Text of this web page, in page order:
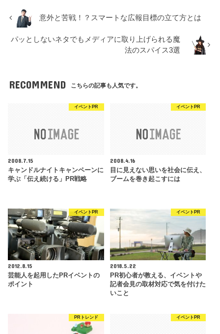
意外と苦戦！？スマートな広報目標の立て方とは
パッとしないネタでもメディアに取り上げられる魔
法のスパイス3選
RECOMMEND こちらの記事も人気です。
イベントPR
2008.7.15
キャンドルナイトキャンペーンに
学ぶ「伝え続ける」PR戦略
イベントPR
2008.4.16
目に見えない思いを社会に伝え、
ブームを巻き起こすには
イベントPR
2012.8.15
芸能人を起用したPRイベントの
ポイント
イベントPR
2018.5.22
PR初心者が教える、イベントや
記者会見の取材対応で気を付けた
いこと
PRトレンド イベントPR